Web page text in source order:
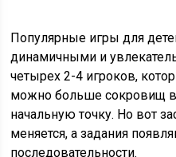
Популярные игры для
динамичными и
четырех 2-4 игроков,
можно больше сокровищ в
начальную точку. Но вот
меняется, а задания
последовательности.